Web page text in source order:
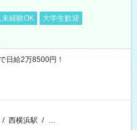
未経験OK
大学生歓迎
日給2万8500円！
/ 西横浜駅 / …